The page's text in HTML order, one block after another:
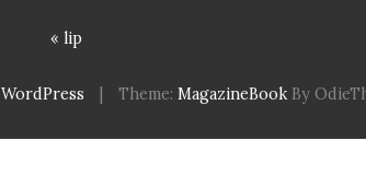
« lip
WordPress Theme: MagazineBook By